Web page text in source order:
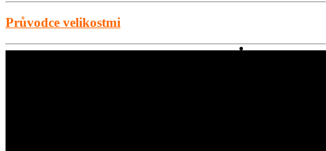
Průvodce velikostmi